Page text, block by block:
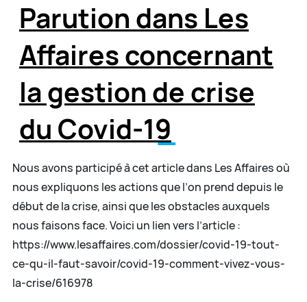
Parution dans Les
Affaires concernant
la gestion de crise
du Covid-19
Nous avons participé à cet article dans Les Affaires où
nous expliquons les actions que l’on prend depuis le
début de la crise, ainsi que les obstacles auxquels
nous faisons face. Voici un lien vers l’article :
https://www.lesaffaires.com/dossier/covid-19-tout-
ce-qu-il-faut-savoir/covid-19-comment-vivez-vous-
la-crise/616978